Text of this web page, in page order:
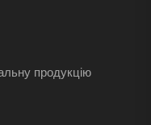
продукцію